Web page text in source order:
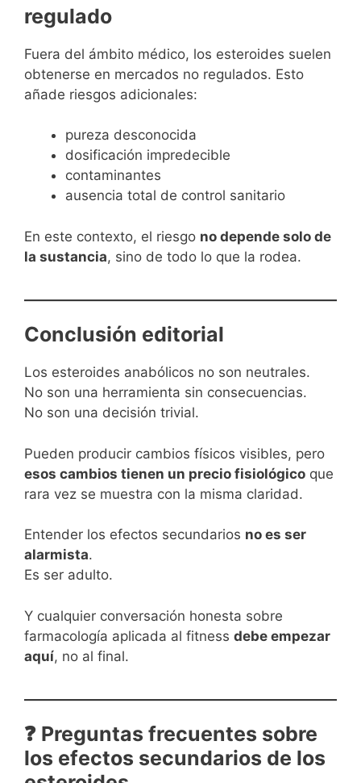
regulado
Fuera del ámbito médico, los esteroides suelen
obtenerse en mercados no regulados. Esto
añade riesgos adicionales:
pureza desconocida
dosificación impredecible
contaminantes
ausencia total de control sanitario
En este contexto, el riesgo no depende solo de
la sustancia, sino de todo lo que la rodea.
Conclusión editorial
Los esteroides anabólicos no son neutrales.
No son una herramienta sin consecuencias.
No son una decisión trivial.
Pueden producir cambios físicos visibles, pero
esos cambios tienen un precio fisiológico que
rara vez se muestra con la misma claridad.
Entender los efectos secundarios no es ser
alarmista.
Es ser adulto.
Y cualquier conversación honesta sobre
farmacología aplicada al fitness debe empezar
aquí, no al final.
❓ Preguntas frecuentes sobre
los efectos secundarios de los